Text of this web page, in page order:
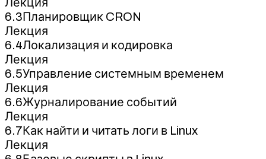
6.3Планировщик CRON
Лекция
6.4Локализация и кодировка
Лекция
6.5Управление системным временем
Лекция
6.6Журналирование событий
Лекция
6.7Как найти и читать логи в Linux
Лекция